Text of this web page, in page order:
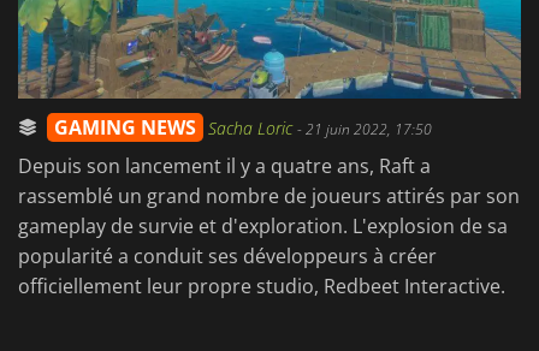
GAMING NEWS Sacha Loric-21 juin 2022, 17:50
Depuis son lancement il y a quatre ans, Raft a
rassemblé un grand nombre de joueurs attirés par son
gameplay de survie et d'exploration. L'explosion de sa
popularité a conduit ses développeurs à créer
officiellement leur propre studio, Redbeet Interactive.